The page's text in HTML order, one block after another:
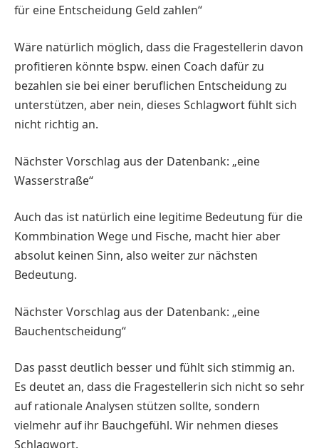
für eine Entscheidung Geld zahlen“
Wäre natürlich möglich, dass die Fragestellerin davon
profitieren könnte bspw. einen Coach dafür zu
bezahlen sie bei einer beruflichen Entscheidung zu
unterstützen, aber nein, dieses Schlagwort fühlt sich
nicht richtig an.
Nächster Vorschlag aus der Datenbank: „eine
Wasserstraße“
Auch das ist natürlich eine legitime Bedeutung für die
Kommbination Wege und Fische, macht hier aber
absolut keinen Sinn, also weiter zur nächsten
Bedeutung.
Nächster Vorschlag aus der Datenbank: „eine
Bauchentscheidung“
Das passt deutlich besser und fühlt sich stimmig an.
Es deutet an, dass die Fragestellerin sich nicht so sehr
auf rationale Analysen stützen sollte, sondern
vielmehr auf ihr Bauchgefühl. Wir nehmen dieses
Schlagwort.